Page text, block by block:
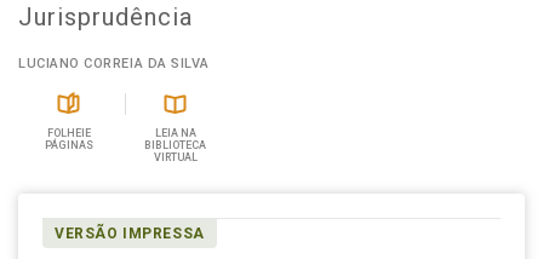
Jurisprudência
LUCIANO CORREIA DA SILVA
FOLHEIE
PÁGINAS
LEIA NA
BIBLIOTECA
VIRTUAL
VERSÃO IMPRESSA